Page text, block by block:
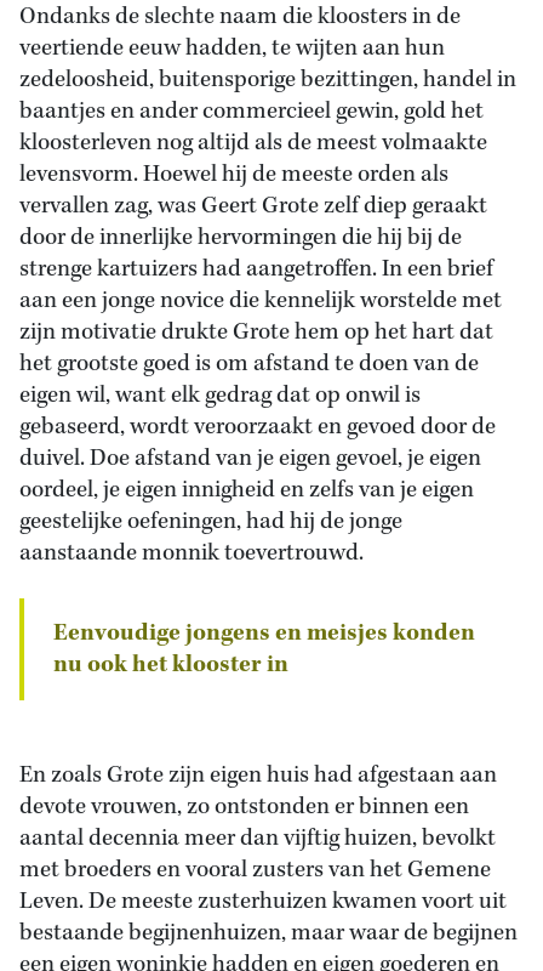
Ondanks de slechte naam die kloosters in de
veertiende eeuw hadden, te wijten aan hun
zedeloosheid, buitensporige bezittingen, handel in
baantjes en ander commercieel gewin, gold het
kloosterleven nog altijd als de meest volmaakte
levensvorm. Hoewel hij de meeste orden als
vervallen zag, was Geert Grote zelf diep geraakt
door de innerlijke hervormingen die hij bij de
strenge kartuizers had aangetroffen. In een brief
aan een jonge novice die kennelijk worstelde met
zijn motivatie drukte Grote hem op het hart dat
het grootste goed is om afstand te doen van de
eigen wil, want elk gedrag dat op onwil is
gebaseerd, wordt veroorzaakt en gevoed door de
duivel. Doe afstand van je eigen gevoel, je eigen
oordeel, je eigen innigheid en zelfs van je eigen
geestelijke oefeningen, had hij de jonge
aanstaande monnik toevertrouwd.
Eenvoudige jongens en meisjes konden
nu ook het klooster in
En zoals Grote zijn eigen huis had afgestaan aan
devote vrouwen, zo ontstonden er binnen een
aantal decennia meer dan vijftig huizen, bevolkt
met broeders en vooral zusters van het Gemene
Leven. De meeste zusterhuizen kwamen voort uit
bestaande begijnenhuizen, maar waar de begijnen